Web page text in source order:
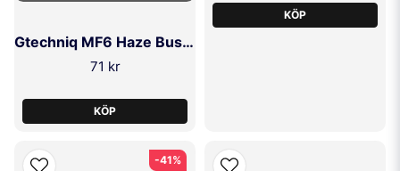
Gtechniq MF6 Haze Buster
71 kr
KÖP
KÖP
-41%